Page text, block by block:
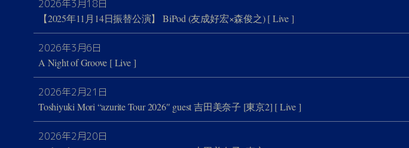
2026年3月18日
【2025年11月14日振替公演】 BiPod (友成好宏×森俊之)[ Live ]
2026年3月6日
A Night of Groove [ Live ]
2026年2月21日
Toshiyuki Mori “azurite Tour 2026″ guest 吉田美奈子 [東京2] [ Live ]
2026年2月20日